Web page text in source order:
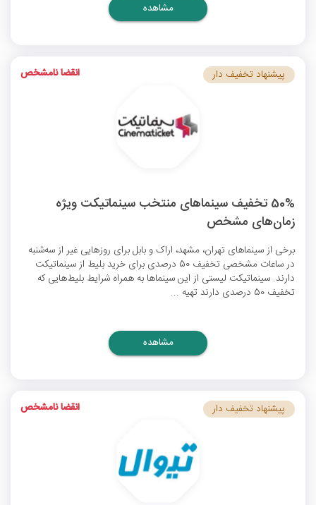
مشاهده
50% تخفیف سینماهای منتخب سینماتیکت ویژه
زمان‌های مشخص
برخی از سینماهای تهران، مشهد، اراک و بابل برای روزهایی غیر از سه‌شنبه
در ساعات مشخصی تخفیف 50 درصدی برای خرید بلیط از سینماتیکت
دارند. سینماتیکت لیستی از این سینماها به همراه شرایط بلیط‌هایی که
تخفیف 50 درصدی دارند تهیه ...
پیشنهاد تخفیف دار انقضا نامشخص
مشاهده
پیشنهاد تخفیف دار انقضا نامشخص